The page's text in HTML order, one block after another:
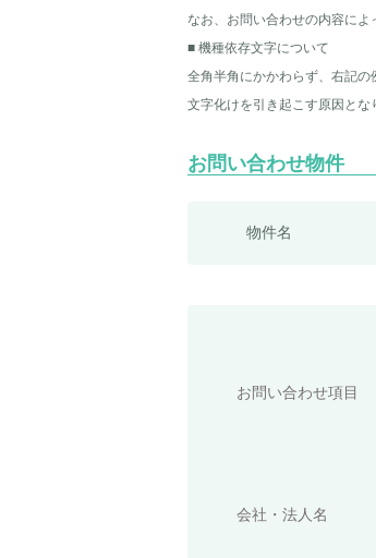
なお、お問い合わせの内容によ
■ 機種依存文字について
全角半角にかかわらず、右記の
文字化けを引き起こす原因とな
お問い合わせ物件
物件名
お問い合わせ項目
会社・法人名